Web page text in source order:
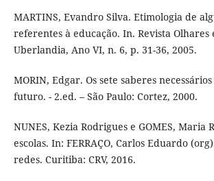
MARTINS, Evandro Silva. Etimologia de
referentes à educação. In. Revista Olhares
Uberlandia, Ano VI, n. 6, p. 31-36, 2005.
MORIN, Edgar. Os sete saberes
futuro. - 2.ed. – São Paulo: Cortez, 2000.
NUNES, Kezia Rodrigues e GOMES, Maria
escolas. In: FERRAÇO, Carlos Eduardo
redes. Curitiba: CRV, 2016.